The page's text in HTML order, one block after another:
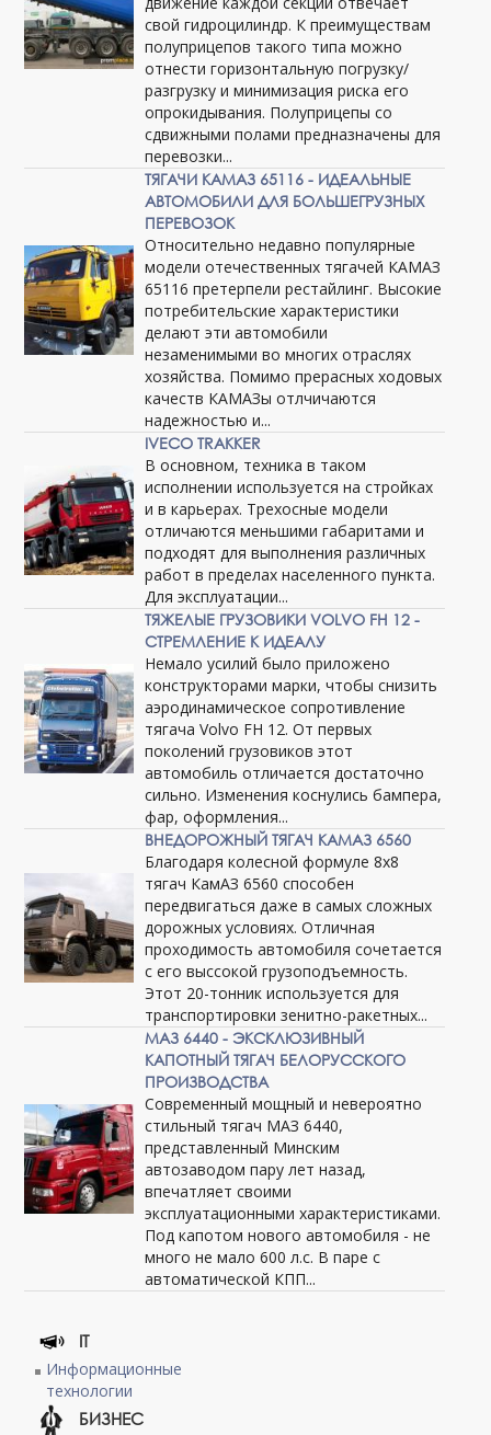
свой гидроцилиндр. К преимуществам
полуприцепов такого типа можно
отнести горизонтальную погрузку/
разгрузку и минимизация риска его
опрокидывания. Полуприцепы со
сдвижными полами предназначены для
перевозки...
ТЯГАЧИ КАМАЗ 65116 - ИДЕАЛЬНЫЕ
АВТОМОБИЛИ ДЛЯ БОЛЬШЕГРУЗНЫХ
ПЕРЕВОЗОК
Относительно недавно популярные
модели отечественных тягачей КАМАЗ
65116 претерпели рестайлинг. Высокие
потребительские характеристики
делают эти автомобили
незаменимыми во многих отраслях
хозяйства. Помимо прерасных ходовых
качеств КАМАЗы отлчичаются
надежностью и...
IVECO TRAKKER
В основном, техника в таком
исполнении используется на стройках
и в карьерах. Трехосные модели
отличаются меньшими габаритами и
подходят для выполнения различных
работ в пределах населенного пункта.
Для эксплуатации...
ТЯЖЕЛЫЕ ГРУЗОВИКИ VOLVO FH 12 -
СТРЕМЛЕНИЕ К ИДЕАЛУ
Немало усилий было приложено
конструкторами марки, чтобы снизить
аэродинамическое сопротивление
тягача Volvo FH 12. От первых
поколений грузовиков этот
автомобиль отличается достаточно
сильно. Изменения коснулись бампера,
фар, оформления...
ВНЕДОРОЖНЫЙ ТЯГАЧ КАМАЗ 6560
Благодаря колесной формуле 8х8
тягач КамАЗ 6560 способен
передвигаться даже в самых сложных
дорожных условиях. Отличная
проходимость автомобиля сочетается
с его выссокой грузоподъемность.
Этот 20-тонник используется для
транспортировки зенитно-ракетных...
МАЗ 6440 - ЭКСКЛЮЗИВНЫЙ
КАПОТНЫЙ ТЯГАЧ БЕЛОРУССКОГО
ПРОИЗВОДСТВА
Современный мощный и невероятно
стильный тягач МАЗ 6440,
представленный Минским
автозаводом пару лет назад,
впечатляет своими
эксплуатационными характеристиками.
Под капотом нового автомобиля - не
много не мало 600 л.с. В паре с
автоматической КПП...
IT
Информационные
технологии
БИЗНЕС